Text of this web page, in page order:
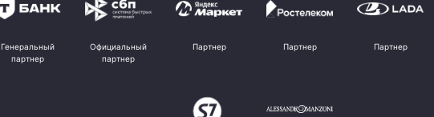
Генеральный
партнер
Официальный
партнер
Партнер Партнер Партнер